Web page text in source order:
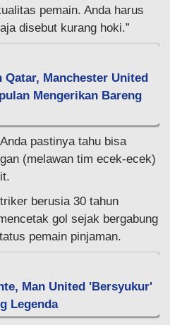
pemain. Anda harus
disebut kurang hoki.”
Manchester United
Mengerikan Bareng
pastinya tahu bisa
(melawan tim ecek-ecek)
berusia 30 tahun
gol sejak bergabung
pemain pinjaman.
Man United 'Bersyukur'
Legenda